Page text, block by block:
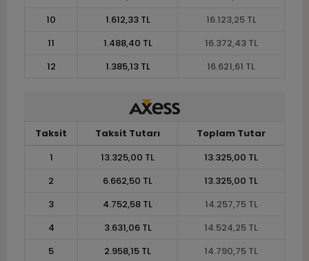
10
1.612,33 TL
16.123,25 TL
11
1.488,40 TL
16.372,43 TL
12
1.385,13 TL 16.621,61 TL
Taksit Taksit Tutarı
Toplam Tutar
1
13.325,00 TL
13.325,00 TL
2
6.662,50 TL
13.325,00 TL
3
4.752,58 TL
14.257,75 TL
4
3.631,06 TL
14.524,25 TL
5
2.958,15 TL
14.790,75 TL